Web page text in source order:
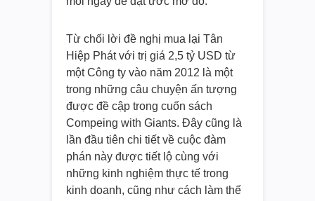
Từ chối lời đề nghị mua lại Tân
Hiệp Phát với trị giá 2,5 tỷ USD từ
một Công ty vào năm 2012 là một
trong những câu chuyện ấn tượng
được đề cập trong cuốn sách
Compeing with Giants. Đây cũng là
lần đầu tiên chi tiết về cuộc đàm
phán này được tiết lộ cùng với
những kinh nghiệm thực tế trong
kinh doanh, cũng như cách làm thế